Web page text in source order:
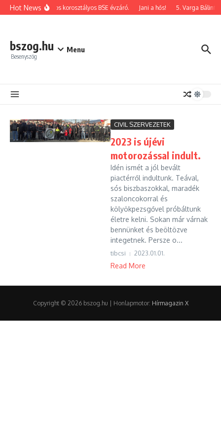
Ugrás a tartalomhoz
Hot News2026-os korosztályos BSE évzáró. Jani a hős! 5. Varga Bálint
bszog.hu
Besenyszög
Menu
CIVIL SZERVEZETEK
2023 is újévi
motorozással indult.
Idén ismét a jól bevált
piactérről indultunk. Teával,
sós biszbaszokkal, maradék
szaloncokorral és
kölyökpezsgővel próbáltunk
életre kelni. Sokan már várnak
bennünket és beöltözve
integetnek. Persze o...
tibcsi 2023.01.01.
Read More
Copyright © 2026 bszog.hu | Honlapmotor: Hírmagazin X